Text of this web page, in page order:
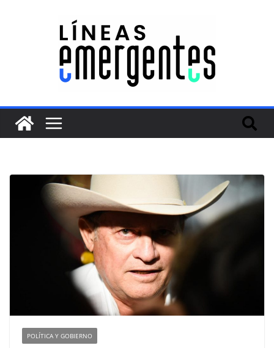
POLÍTICA Y GOBIERNO